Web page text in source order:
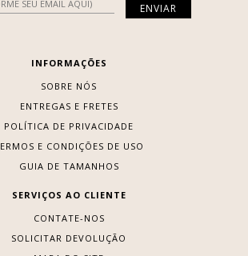
INFORMAÇÕES
SOBRE NÓS
ENTREGAS E FRETES
POLÍTICA DE PRIVACIDADE
E CONDIÇÕES DE USO
GUIA DE TAMANHOS
SERVIÇOS AO CLIENTE
CONTATE-NOS
SOLICITAR DEVOLUÇÃO